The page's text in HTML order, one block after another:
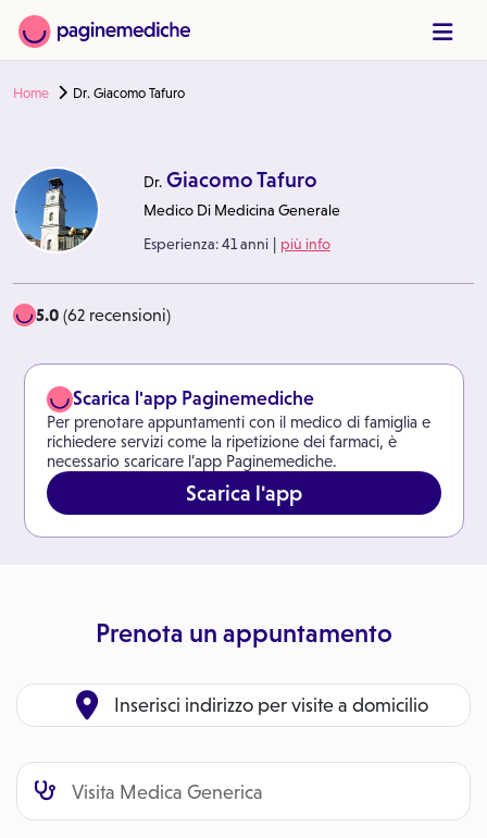
Home Dr. Giacomo Tafuro
Dr. Giacomo Tafuro
Medico Di Medicina Generale
Esperienza:41 anni | più info
5.0 (62 recensioni)
Scarica l'app Paginemediche
Per prenotare appuntamenti con il medico di famiglia e
richiedere servizi come la ripetizione dei farmaci, è
necessario scaricare l’app Paginemediche.
Scarica l'app
Prenota un appuntamento
Inserisci indirizzo per visite a domicilio